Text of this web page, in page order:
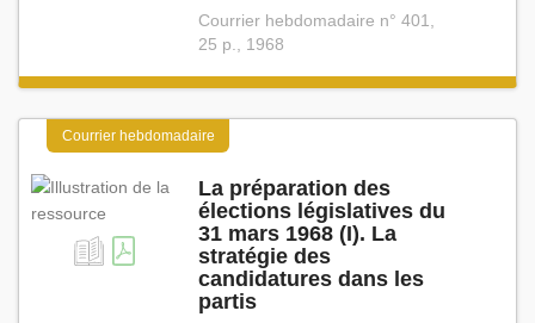
Courrier hebdomadaire n° 401,
25 p., 1968
Courrier hebdomadaire
La préparation des
élections législatives du
31 mars 1968 (I). La
stratégie des
candidatures dans les
partis